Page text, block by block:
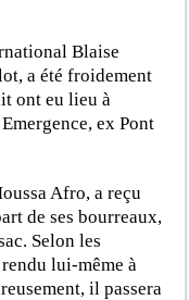
Blaise
a été froidement
ont eu lieu à
ex Pont
Afro, a reçu
de ses bourreaux,
Selon les
lui-même à
il passera